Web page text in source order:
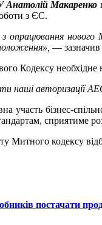
Анатолій Макаренко
з ЄС.
нового
—
Кодексу необхідне
наші авторизації
бізнес-
сприятиме
Митного кодексу
постачати